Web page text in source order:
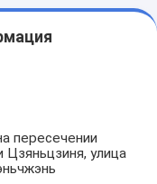
пересечении
Цзяньцзиня, улица